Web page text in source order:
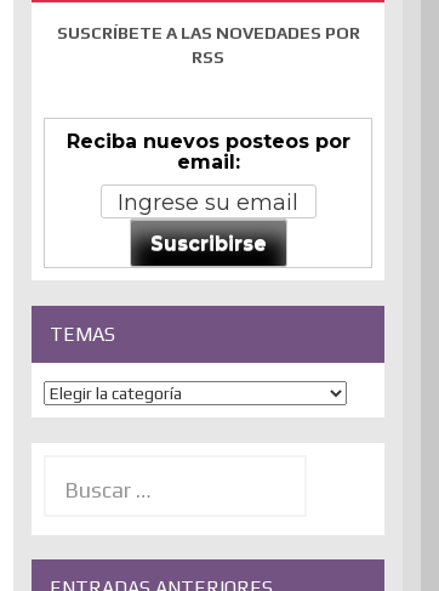
SUSCRÍBETE A LAS NOVEDADES POR
RSS
Reciba nuevos posteos por
email:
Suscribirse
TEMAS
Temas